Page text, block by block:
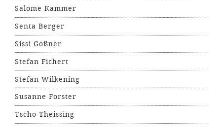
Salome Kammer
Senta Berger
Sissi Goßner
Stefan Fichert
Stefan Wilkening
Susanne Forster
Tscho Theissing